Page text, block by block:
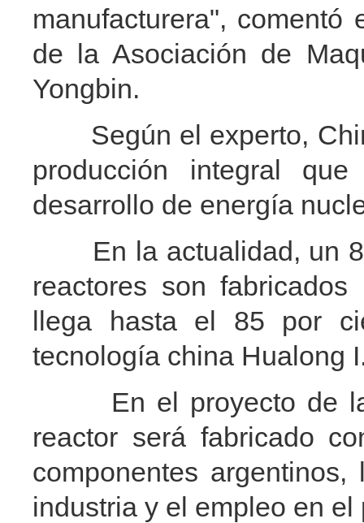
manufacturera",
de la Asociación de
Yongbin.
Según el experto,
producción integral
desarrollo de energía
En la actualidad, un
reactores son
llega hasta el 85 por
tecnología china Hualong
En el proyecto de la
reactor será fabricado
componentes
industria y el empleo en